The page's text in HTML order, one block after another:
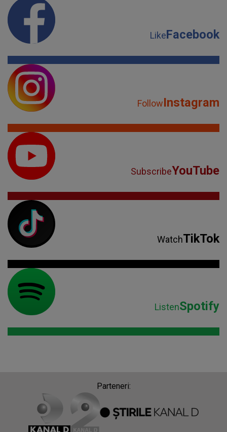
LikeFacebook
FollowInstagram
SubscribeYouTube
WatchTikTok
ListenSpotify
Parteneri: